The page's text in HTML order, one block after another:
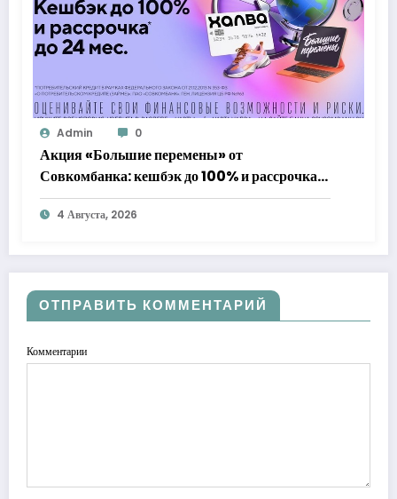
Admin 0
Акция «Большие перемены» от
Совкомбанка: кешбэк до 100% и рассрочка
до 24 месяцев с «Халвой»
4 Августа, 2026
ОТПРАВИТЬ КОММЕНТАРИЙ
Комментарии